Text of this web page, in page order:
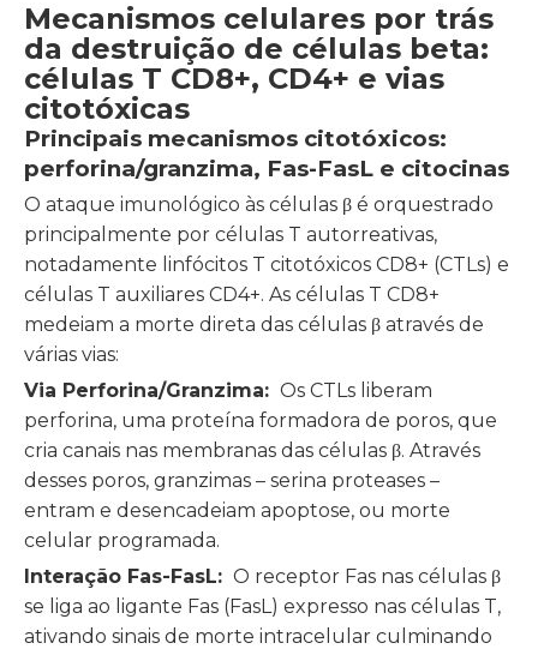
Mecanismos celulares por trás
da destruição de células beta:
células T CD8+, CD4+ e vias
citotóxicas
Principais mecanismos citotóxicos:
perforina/granzima, Fas-FasL e citocinas
O ataque imunológico às células β é orquestrado
principalmente por células T autorreativas,
notadamente linfócitos T citotóxicos CD8+ (CTLs) e
células T auxiliares CD4+. As células T CD8+
medeiam a morte direta das células β através de
várias vias:
Via Perforina/Granzima: Os CTLs liberam
perforina, uma proteína formadora de poros, que
cria canais nas membranas das células β. Através
desses poros, granzimas – serina proteases –
entram e desencadeiam apoptose, ou morte
celular programada.
Interação Fas-FasL: O receptor Fas nas células β
se liga ao ligante Fas (FasL) expresso nas células T,
ativando sinais de morte intracelular culminando